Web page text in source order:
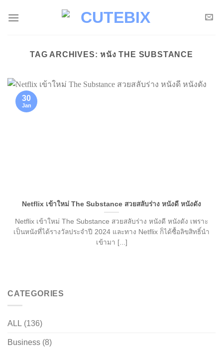
TAG ARCHIVES: หนัง THE SUBSTANCE
Netflix เข้าใหม่ The Substance สวยสลับร่าง หนังดี หนังดัง
Netflix เข้าใหม่ The Substance สวยสลับร่าง หนังดี หนังดัง เพราะ
เป็นหนังที่ได้รางวัลประจำปี 2024 และทาง Netflix ก็ได้ซื้อลิขสิทธิ์นำ
เข้ามา [...]
30
Jan
CATEGORIES
ALL (136)
Business (8)